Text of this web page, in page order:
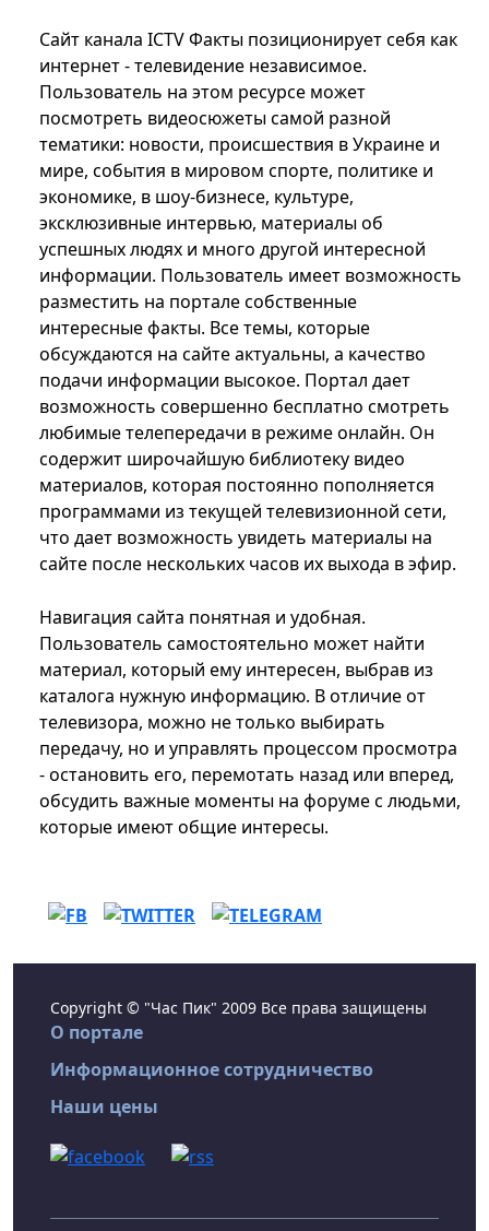
Сайт канала ICTV Факты позиционирует себя как
интернет - телевидение независимое.
Пользователь на этом ресурсе может
посмотреть видеосюжеты самой разной
тематики: новости, происшествия в Украине и
мире, события в мировом спорте, политике и
экономике, в шоу-бизнесе, культуре,
эксклюзивные интервью, материалы об
успешных людях и много другой интересной
информации. Пользователь имеет возможность
разместить на портале собственные
интересные факты. Все темы, которые
обсуждаются на сайте актуальны, а качество
подачи информации высокое. Портал дает
возможность совершенно бесплатно смотреть
любимые телепередачи в режиме онлайн. Он
содержит широчайшую библиотеку видео
материалов, которая постоянно пополняется
программами из текущей телевизионной сети,
что дает возможность увидеть материалы на
сайте после нескольких часов их выхода в эфир.
Навигация сайта понятная и удобная.
Пользователь самостоятельно может найти
материал, который ему интересен, выбрав из
каталога нужную информацию. В отличие от
телевизора, можно не только выбирать
передачу, но и управлять процессом просмотра
- остановить его, перемотать назад или вперед,
обсудить важные моменты на форуме с людьми,
которые имеют общие интересы.
Copyright © "Час Пик" 2009 Все права защищены
О портале
Информационное сотрудничество
Наши цены